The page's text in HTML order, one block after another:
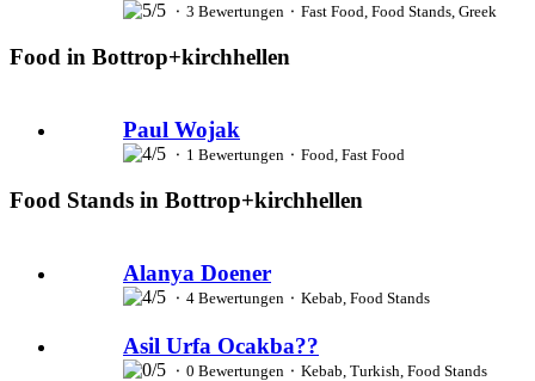
⬝ 3 Bewertungen ⬝ Fast Food, Food Stands, Greek
Food in Bottrop+kirchhellen
Paul Wojak
⬝ 1 Bewertungen ⬝ Food, Fast Food
Food Stands in Bottrop+kirchhellen
Alanya Doener
⬝ 4 Bewertungen ⬝ Kebab, Food Stands
Asil Urfa Ocakba??
⬝ 0 Bewertungen ⬝ Kebab, Turkish, Food Stands